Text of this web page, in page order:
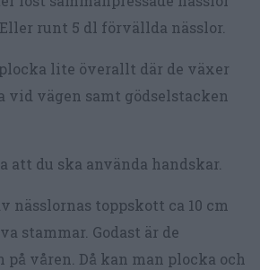
runt 5 dl förvällda nässlor.
lite överallt där de växer
vägen samt gödselstacken
att du ska använda handskar.
nässlornas toppskott ca 10 cm
stammar. Godast är de
på våren. Då kan man plocka och